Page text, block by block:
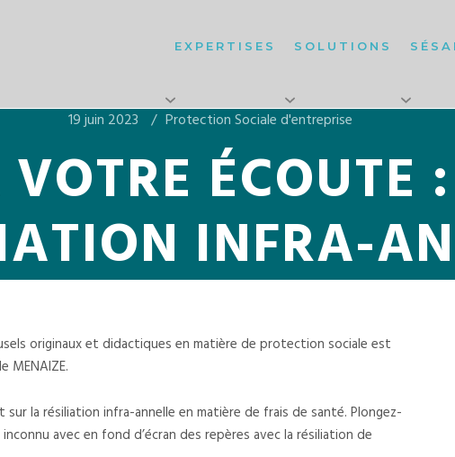
EXPERTISES SOLUTIONS
19 juin 2023 Protection Sociale d'entreprise
ÉCOUTE
INFRA-
originaux et didactiques en matière de protection sociale est
MENAIZE.
la résiliation infra-annelle en matière de frais de santé. Plongez-
avec en fond d’écran des repères avec la résiliation de